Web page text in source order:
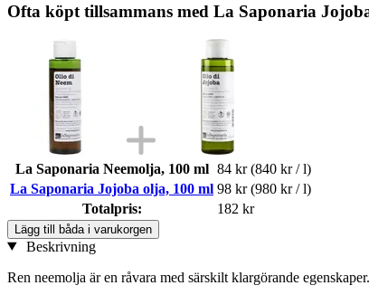
Ofta köpt tillsammans med La Saponaria
La Saponaria Neemolja, 100 ml 84 kr (840 kr / l)
La Saponaria Jojoba olja, 100 ml 98 kr (980 kr / l)
Totalpris:
182 kr
Lägg till båda i varukorgen
Beskrivning
Ren neemolja är en råvara med särskilt klargörande